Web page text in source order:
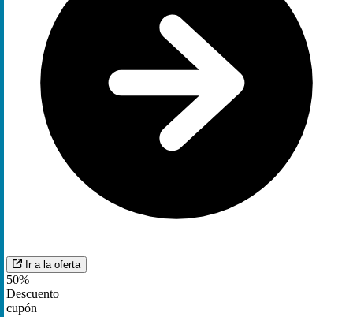
Ir a la oferta
50%
Descuento
cupón